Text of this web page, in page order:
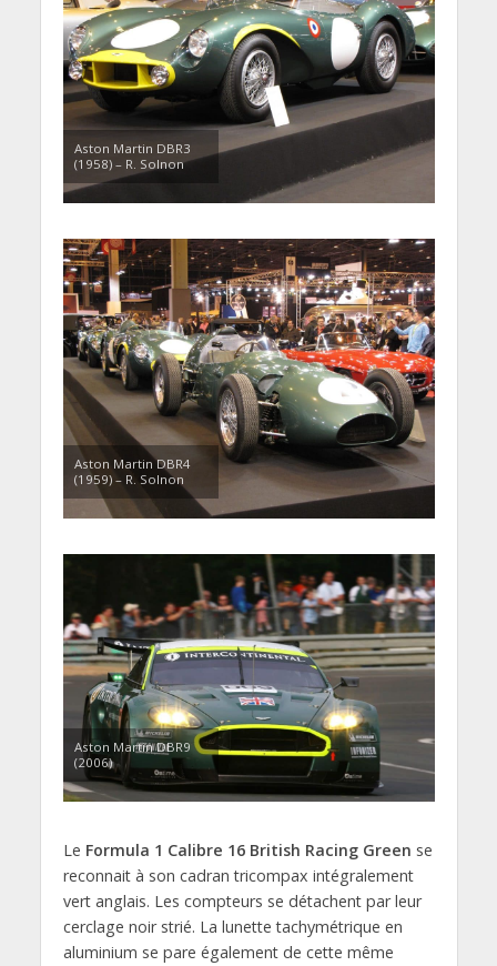
Aston Martin DBR3
(1958) – R. Solnon
Aston Martin DBR4
(1959) – R. Solnon
Aston Martin DBR9
(2006)
Le Formula 1 Calibre 16 British Racing Green se
reconnait à son cadran tricompax intégralement
vert anglais. Les compteurs se détachent par leur
cerclage noir strié. La lunette tachymétrique en
aluminium se pare également de cette même